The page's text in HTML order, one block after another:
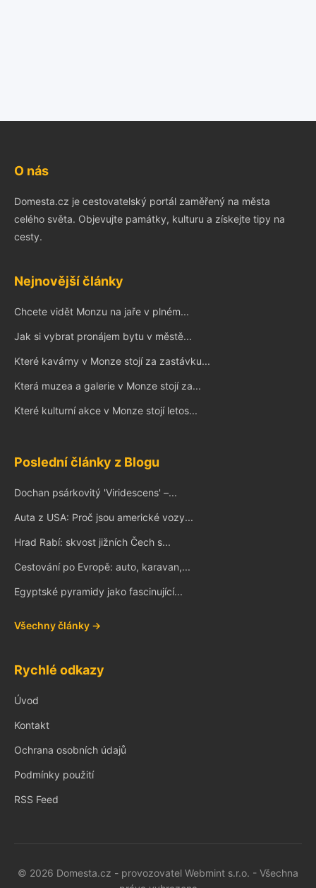
O nás
Domesta.cz je cestovatelský portál zaměřený na města
celého světa. Objevujte památky, kulturu a získejte tipy na
cesty.
Nejnovější články
Chcete vidět Monzu na jaře v plném...
Jak si vybrat pronájem bytu v městě...
Které kavárny v Monze stojí za zastávku...
Která muzea a galerie v Monze stojí za...
Které kulturní akce v Monze stojí letos...
Poslední články z Blogu
Dochan psárkovitý 'Viridescens' –...
Auta z USA: Proč jsou americké vozy...
Hrad Rabí: skvost jižních Čech s...
Cestování po Evropě: auto, karavan,...
Egyptské pyramidy jako fascinující...
Všechny články →
Rychlé odkazy
Úvod
Kontakt
Ochrana osobních údajů
Podmínky použití
RSS Feed
© 2026 Domesta.cz - provozovatel Webmint s.r.o. - Všechna